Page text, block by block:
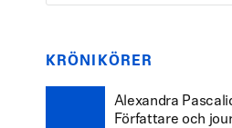
KRÖNIKÖRER
Alexandra
Författare och